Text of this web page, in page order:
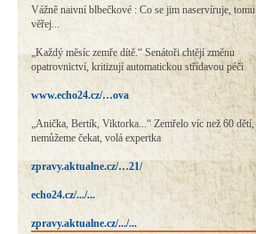
Vážně naivní blbečkové : Co se jim naservíruje, tomu
věřej...
„Každý měsíc zemře dítě.“ Senátoři chtějí změnu
opatrovnictví, kritizují automatickou střídavou péči
www.echo24.cz/…ova
„Anička, Bertík, Viktorka...“ Zemřelo víc než 60 dětí,
nemůžeme čekat, volá expertka
zpravy.aktualne.cz/…21/
echo24.cz/.../...
zpravy.aktualne.cz/.../...